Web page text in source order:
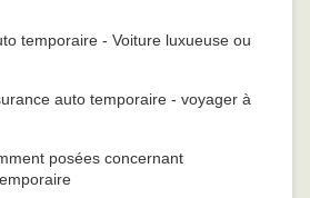
temporaire - Voiture luxueuse ou
auto temporaire - voyager à
posées concernant